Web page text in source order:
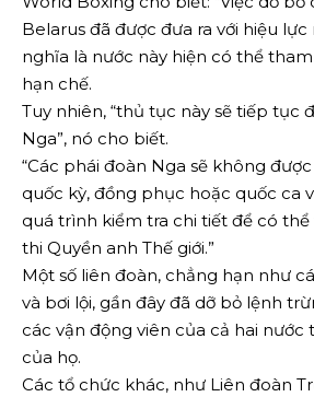
Belarus đã được đưa ra với hiệu
nghĩa là nước này hiện có thể
hạn chế.
Tuy nhiên, “thủ tục này sẽ tiếp tục
Nga”, nó cho biết.
“Các phái đoàn Nga sẽ không
quốc kỳ, đồng phục hoặc quốc ca
quá trình kiểm tra chi tiết để có
thi Quyền anh Thế giới.”
Một số liên đoàn, chẳng hạn như
và bơi lội, gần đây đã dỡ bỏ lệnh
các vận động viên của cả hai nước
của họ.
Các tổ chức khác, như Liên đoàn